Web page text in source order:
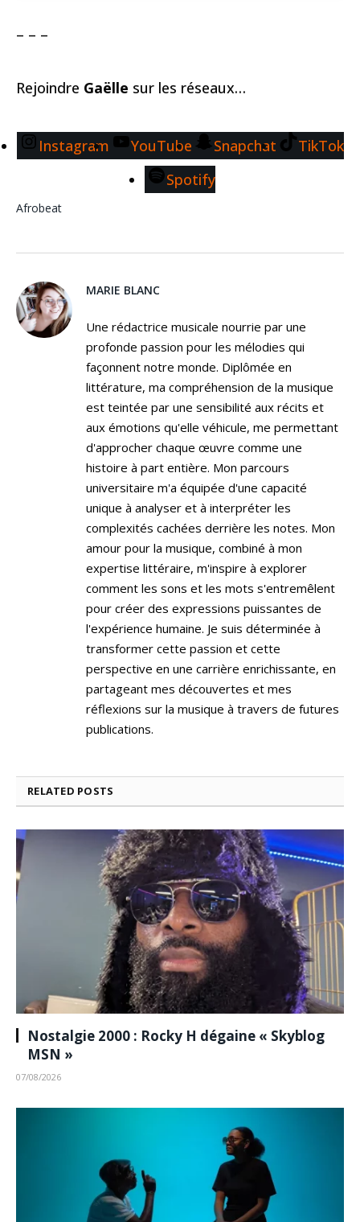
– – –
Rejoindre Gaëlle sur les réseaux…
Instagram YouTube Snapchat
TikTok
Spotify
Afrobeat
MARIE BLANC
Une rédactrice musicale nourrie par une
profonde passion pour les mélodies qui
façonnent notre monde. Diplômée en
littérature, ma compréhension de la musique
est teintée par une sensibilité aux récits et
aux émotions qu'elle véhicule, me permettant
d'approcher chaque œuvre comme une
histoire à part entière. Mon parcours
universitaire m'a équipée d'une capacité
unique à analyser et à interpréter les
complexités cachées derrière les notes. Mon
amour pour la musique, combiné à mon
expertise littéraire, m'inspire à explorer
comment les sons et les mots s'entremêlent
pour créer des expressions puissantes de
l'expérience humaine. Je suis déterminée à
transformer cette passion et cette
perspective en une carrière enrichissante, en
partageant mes découvertes et mes
réflexions sur la musique à travers de futures
publications.
RELATED POSTS
Nostalgie 2000 : Rocky H dégaine « Skyblog
MSN »
07/08/2026